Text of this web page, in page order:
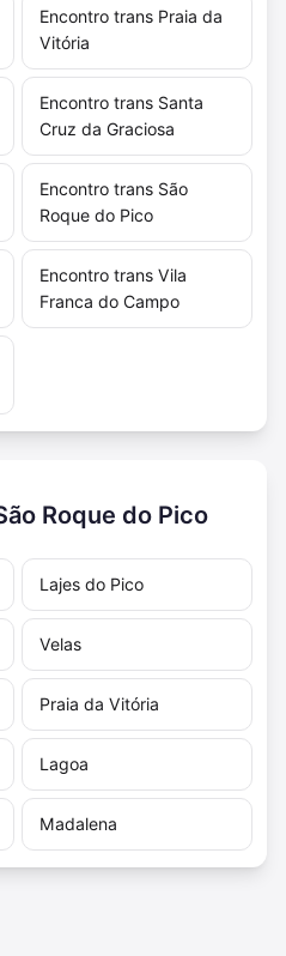
Encontro trans Praia da
Vitória
Encontro trans Santa
Cruz da Graciosa
Encontro trans São
Roque do Pico
Encontro trans Vila
Franca do Campo
Roque do Pico
Lajes do Pico
Velas
Praia da Vitória
Lagoa
Madalena